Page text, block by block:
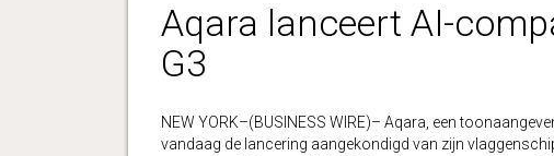
Aqara lanceert AI-
G3
NEW YORK–(BUSINESS WIRE)– Aqara, een
vandaag de lancering aangekondigd van zijn